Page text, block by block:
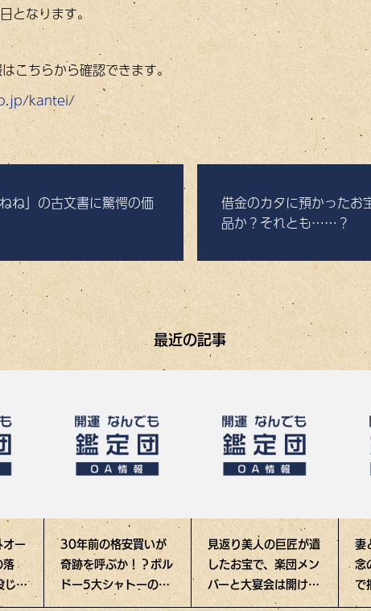
なります。
こちらから確認できます。
kantei/
ね」の古文書に驚愕の価
借金のカタに預かったお
品か？それとも……？
最近の記事
オー
落
じた
30年前の格安買いが
奇跡を呼ぶか！？ボル
ドー5大シャトーの幻
ワインに衝撃の値
見返り美人の巨匠が遺
したお宝で、楽団メン
バーと大宴会は開ける
か!?
妻
念
で
品